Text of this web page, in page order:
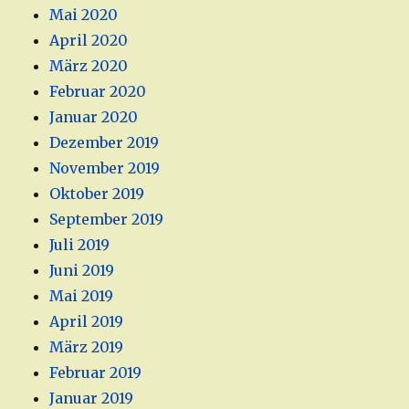
Mai 2020
April 2020
März 2020
Februar 2020
Januar 2020
Dezember 2019
November 2019
Oktober 2019
September 2019
Juli 2019
Juni 2019
Mai 2019
April 2019
März 2019
Februar 2019
Januar 2019